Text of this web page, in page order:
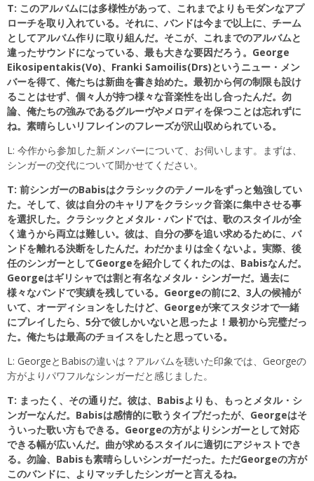
T: このアルバムには多様性があって、これまでよりもモダンなアプ
ローチを取り入れている。それに、バンドは今まで以上に、チーム
としてアルバム作りに取り組んだ。そこが、これまでのアルバムと
違ったサウンドになっている、最も大きな要因だろう。George
Eikosipentakis(Vo)、Franki Samoilis(Drs)というニュー・メン
バーを得て、俺たちは新曲を書き始めた。最初から何の制限も設け
ることはせず、個々人が持つ様々な音楽性を出し合ったんだ。勿
論、俺たちの強みであるグルーヴやメロディを保つことは忘れずに
ね。素晴らしいリフレインのフレーズが沢山収められている。
L: 今作から参加した新メンバーについて、お伺いします。まずは、
シンガーの交代について聞かせてください。
T: 前シンガーのBabisはクラシックのテノールをずっと勉強してい
た。そして、彼は自分のキャリアをクラシック音楽に集中させる事
を選択した。クラシックとメタル・バンドでは、歌のスタイルが全
く違うから両立は難しい。彼は、自分の夢を追い求めるために、バ
ンドを離れる決断をしたんだ。わだかまりは全くないよ。実際、後
任のシンガーとしてGeorgeを紹介してくれたのは、Babisなんだ。
Georgeはギリシャでは割と有名なメタル・シンガーだ。過去に
様々なバンドで実績を残している。Georgeの前に2、3人の候補が
いて、オーディションをしたけど、Georgeが来てスタジオで一緒
にプレイしたら、5分で彼しかいないと思ったよ！最初から完璧だっ
た。俺たちは最高のチョイスをしたと思っている。
L: GeorgeとBabisの違いは？アルバムを聴いた印象では、Georgeの
方がよりパワフルなシンガーだと感じました。
T: まったく、その通りだ。彼は、Babisよりも、もっとメタル・シ
ンガーなんだ。Babisは感情的に歌うタイプだったが、Georgeはそ
ういった歌い方もできる。Georgeの方がよりシンガーとして対応
できる幅が広いんだ。曲が求めるスタイルに適切にアジャストでき
る。勿論、Babisも素晴らしいシンガーだった。ただGeorgeの方が
このバンドに、よりマッチしたシンガーと言えるね。